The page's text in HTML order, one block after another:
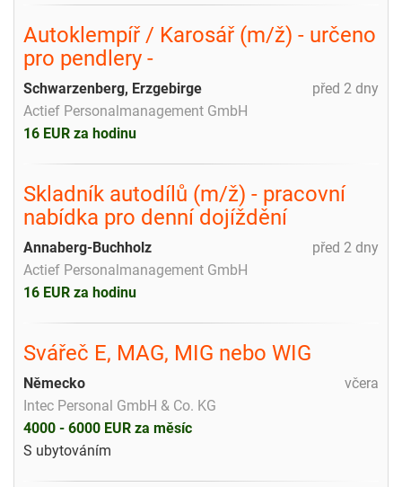
Autoklempíř / Karosář (m/ž) - určeno
pro pendlery -
před 2 dny
Schwarzenberg, Erzgebirge
Actief Personalmanagement GmbH
16 EUR za hodinu
Skladník autodílů (m/ž) - pracovní
nabídka pro denní dojíždění
před 2 dny
Annaberg-Buchholz
Actief Personalmanagement GmbH
16 EUR za hodinu
Svářeč E, MAG, MIG nebo WIG
včera
Německo
Intec Personal GmbH & Co. KG
4000 - 6000 EUR za měsíc
S ubytováním